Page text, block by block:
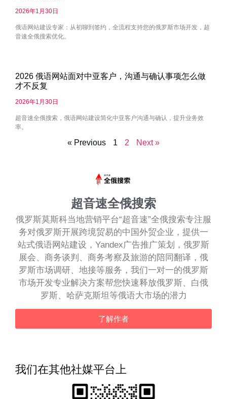
2026年1月30日
俄语网站建设专家：从初聊到签约，全流程支持您的俄罗斯市场开发，超
音速全俄搜索优化。
2026 俄语网站面对中亚客户，沟通与确认事项怎么做
才不反复
2026年1月30日
超音速全俄搜索，俄语网站建设简化中亚客户沟通与确认，提升业务效
率。
« Previous 1 2 Next »
超音速全俄搜索
俄罗斯莫斯科当地营销平台“超音速”全俄搜索专注服
务对俄罗斯开展跨境贸易的中国外贸企业，提供一
站式俄语网站建设，Yandex广告推广策划，俄罗斯
展会、商务谈判、商务考察及旅游的陪同翻译，俄
罗斯市场调研、地接等服务，我们一对一的俄罗斯
市场开发专业解决方案帮您快速释放俄罗斯、白俄
罗斯、哈萨克斯坦等俄语大市场的潜力
了解作者
我们在其他社媒平台上